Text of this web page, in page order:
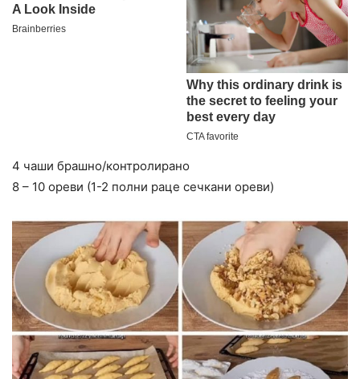
4 чаши брашно/контролирано
8 – 10 ореви (1-2 полни раце сечкани ореви)